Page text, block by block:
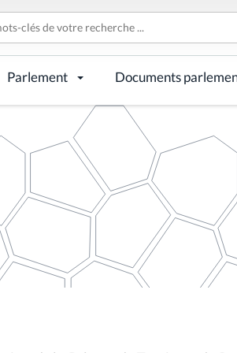
Parlement Documents